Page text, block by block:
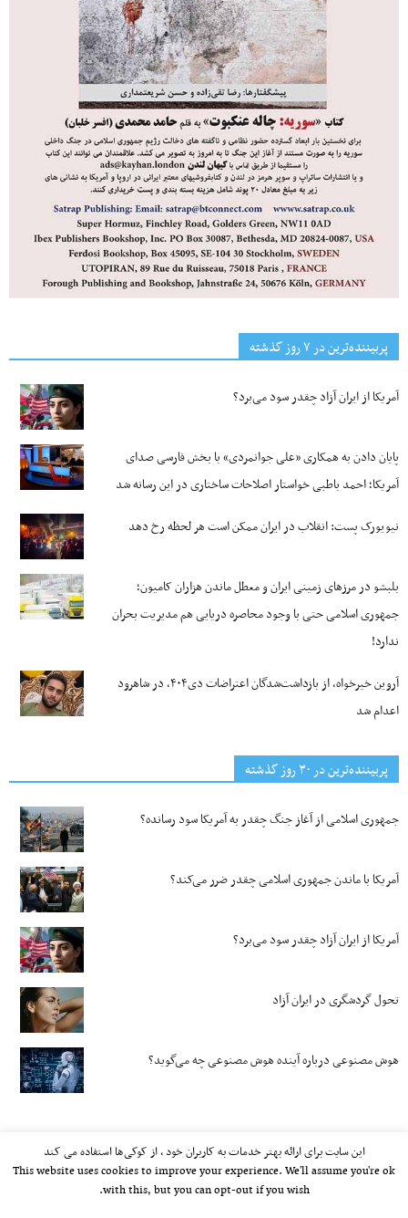
پربیننده‌ترین‌ در ۷ روز گذشته
آمریکا از ایران آزاد چقدر سود می‌برد؟
پایان دادن به همکاری «علی جوانمردی» با بخش فارسی صدای
آمریکا؛ احمد باطبی خواستار اصلاحات ساختاری در این رسانه شد
نیویورک پست: انقلاب در ایران ممکن است هر لحظه رخ دهد
بلبشو در مرزهای زمینی ایران و معطل ماندن هزاران کامیون؛
جمهوری اسلامی حتی با وجود محاصره دریایی هم مدیریت بحران
ندارد!
آروین خیرخواه، از بازداشت‌شدگان اعتراضات دی۴۰۴، در شاهرود
اعدام شد
پربیننده‌ترین‌ در ۳۰ روز گذشته
جمهوری اسلامی از آغاز جنگ چقدر به آمریکا سود رسانده؟
آمریکا با ماندن جمهوری اسلامی چقدر ضرر می‌کند؟
آمریکا از ایران آزاد چقدر سود می‌برد؟
تحول گردشگری در ایران آزاد
هوش مصنوعی درباره آینده هوش مصنوعی چه می‌گوید؟
این سایت برای ارائه بهتر خدمات به کاربران خود ، از کوکی‌ها استفاده می کند
This website uses cookies to improve your experience. We'll assume you're ok
with this, but you can opt-out if you wish.